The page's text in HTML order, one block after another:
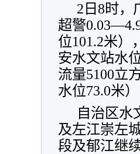
2日8时，
超警
位101.2米）
安水文站水
流量5100立
水位73.0米
自治区水
及左江崇左
段及郁江继